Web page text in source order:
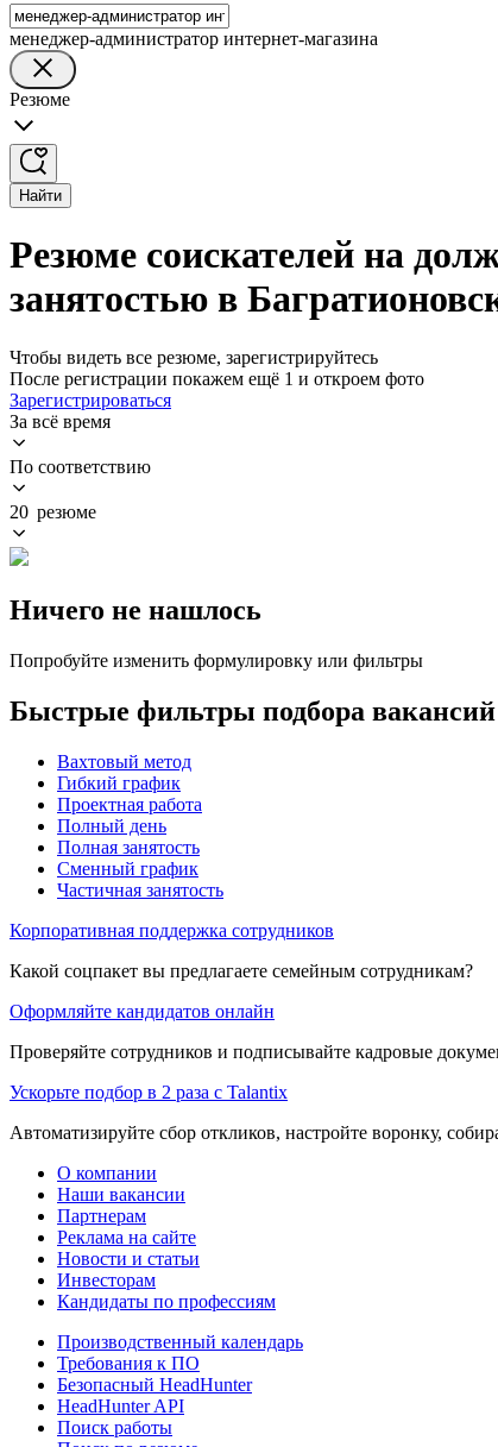
менеджер-администратор интернет-магазина
Резюме
Найти
Резюме соискателей на
занятостью в
Чтобы видеть все резюме, зарегистрируйтесь
После регистрации покажем ещё 1 и откроем фото
Зарегистрироваться
За всё время
По соответствию
20 резюме
Ничего не нашлось
Попробуйте изменить формулировку или фильтры
Быстрые фильтры подбора вакансий
Вахтовый метод
Гибкий график
Проектная работа
Полный день
Полная занятость
Сменный график
Частичная занятость
Корпоративная поддержка сотрудников
Какой соцпакет вы предлагаете семейным сотрудникам?
Оформляйте кандидатов онлайн
Проверяйте сотрудников и подписывайте кадровые
Ускорьте подбор в 2 раза с Talantix
Автоматизируйте сбор откликов, настройте воронку,
О компании
Наши вакансии
Партнерам
Реклама на сайте
Новости и статьи
Инвесторам
Кандидаты по профессиям
Производственный календарь
Требования к ПО
Безопасный HeadHunter
HeadHunter API
Поиск работы